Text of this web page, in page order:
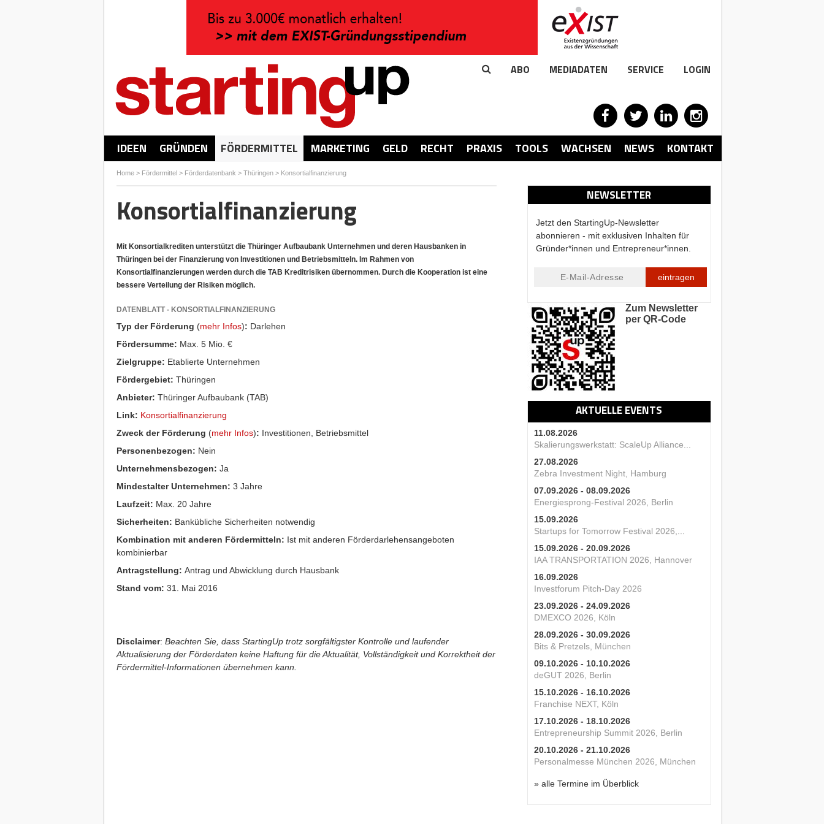
ABO MEDIADATEN SERVICE LOGIN
IDEEN GRÜNDEN FÖRDERMITTEL MARKETING GELD RECHT PRAXIS TOOLS WACHSEN NEWS KONTAKT
Home> Fördermittel> Förderdatenbank > Thüringen> Konsortialfinanzierung
NEWSLETTER
Jetzt den StartingUp-Newsletter
abonnieren - mit exklusiven Inhalten für
Gründer*innen und Entrepreneur*innen.
eintragen
Zum Newsletter
per QR-Code
AKTUELLE EVENTS
11.08.2026
Skalierungswerkstatt: ScaleUp Alliance...
27.08.2026
Zebra Investment Night, Hamburg
07.09.2026 - 08.09.2026
Energiesprong-Festival 2026, Berlin
15.09.2026
Startups for Tomorrow Festival 2026,...
15.09.2026 - 20.09.2026
IAA TRANSPORTATION 2026, Hannover
16.09.2026
Investforum Pitch-Day 2026
23.09.2026 - 24.09.2026
DMEXCO 2026, Köln
28.09.2026 - 30.09.2026
Bits & Pretzels, München
09.10.2026 - 10.10.2026
deGUT 2026, Berlin
15.10.2026 - 16.10.2026
Franchise NEXT, Köln
17.10.2026 - 18.10.2026
Entrepreneurship Summit 2026, Berlin
20.10.2026 - 21.10.2026
Personalmesse München 2026, München
» alle Termine im Überblick
Konsortialfinanzierung
Mit Konsortialkrediten unterstützt die Thüringer Aufbaubank Unternehmen und deren Hausbanken in
Thüringen bei der Finanzierung von Investitionen und Betriebsmitteln. Im Rahmen von
Konsortialfinanzierungen werden durch die TAB Kreditrisiken übernommen. Durch die Kooperation ist eine
bessere Verteilung der Risiken möglich.
DATENBLATT - KONSORTIALFINANZIERUNG
Typ der Förderung (mehr Infos): Darlehen
Fördersumme: Max. 5 Mio. €
Zielgruppe: Etablierte Unternehmen
Fördergebiet: Thüringen
Anbieter: Thüringer Aufbaubank (TAB)
Link: Konsortialfinanzierung
Zweck der Förderung (mehr Infos): Investitionen, Betriebsmittel
Personenbezogen: Nein
Unternehmensbezogen: Ja
Mindestalter Unternehmen: 3 Jahre
Laufzeit: Max. 20 Jahre
Sicherheiten: Bankübliche Sicherheiten notwendig
Kombination mit anderen Fördermitteln: Ist mit anderen Förderdarlehensangeboten
kombinierbar
Antragstellung: Antrag und Abwicklung durch Hausbank
Stand vom: 31. Mai 2016
Disclaimer: Beachten Sie, dass StartingUp trotz sorgfältigster Kontrolle und laufender
Aktualisierung der Förderdaten keine Haftung für die Aktualität, Vollständigkeit und Korrektheit der
Fördermittel-Informationen übernehmen kann.